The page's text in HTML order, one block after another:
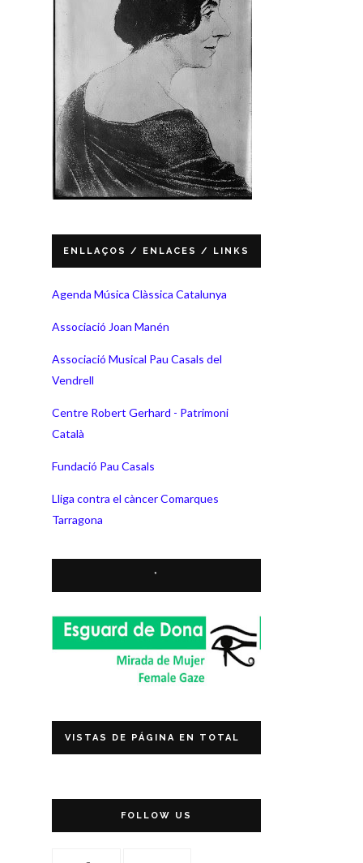
ENLLAÇOS / ENLACES / LINKS
Agenda Música Clàssica Catalunya
Associació Joan Manén
Associació Musical Pau Casals del
Vendrell
Centre Robert Gerhard - Patrimoni
Català
Fundació Pau Casals
Lliga contra el càncer Comarques
Tarragona
*
VISTAS DE PÁGINA EN TOTAL
FOLLOW US